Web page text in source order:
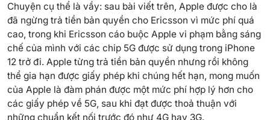
Chuyện cụ thể là vầy: sau bài viết trên, Apple được cho là
đã ngừng trả tiền bản quyền cho Ericsson vì mức phí quá
cao, trong khi Ericsson cáo buộc Apple vi phạm bằng sáng
chế của mình với các chip 5G được sử dụng trong iPhone
12 trở đi. Apple từng trả tiền bản quyền nhưng rồi không
thể gia hạn được giấy phép khi chúng hết hạn, mong muốn
của Apple là đàm phán được một mức phí hợp lý hơn cho
các giấy phép về 5G, sau khi đạt được thoả thuận với
những chuẩn kết nối trước đó như 4G hay 3G.